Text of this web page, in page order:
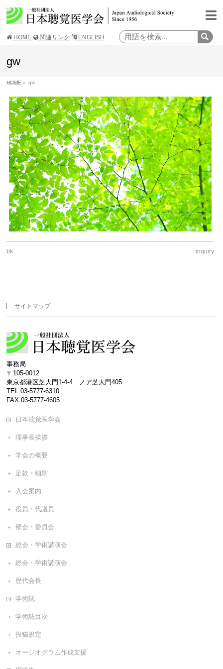
HOME 関連リンク ENGLISH
gw
HOME » gw
bk inquiry
サイトマップ
事務局
〒105-0012
東京都港区芝大門1-4-4 ノア芝大門405
TEL:03-5777-6310
FAX:03-5777-4605
日本聴覚医学会
理事長挨拶
学会の概要
定款・細則
入会案内
役員・代議員
部会・委員会
総会・学術講演会
総会・学術講演会
歴代会長
学術誌
学術誌目次
投稿規定
オージオグラム作成支援